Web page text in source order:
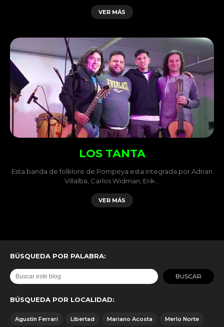
VER MÁS
LOS TANTA
Esta banda de folklore de Pompeya esta integrada por Adrian
Villalba, Carlos Widman, Erik…
VER MÁS
BÚSQUEDA POR PALABRA:
BÚSQUEDA POR LOCALIDAD:
Agustín Ferrari Libertad Mariano Acosta Merlo Norte